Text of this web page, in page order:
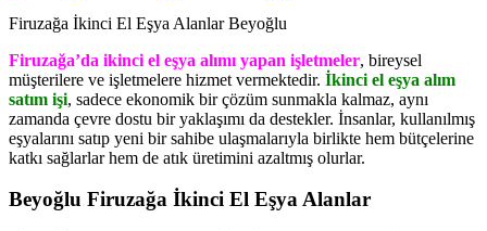
Firuzağa İkinci El Eşya Alanlar Beyoğlu
Firuzağa’da ikinci el eşya alımı yapan işletmeler, bireysel
müşterilere ve işletmelere hizmet vermektedir. İkinci el eşya alım
satım işi, sadece ekonomik bir çözüm sunmakla kalmaz, aynı
zamanda çevre dostu bir yaklaşımı da destekler. İnsanlar, kullanılmış
eşyalarını satıp yeni bir sahibe ulaşmalarıyla birlikte hem bütçelerine
katkı sağlarlar hem de atık üretimini azaltmış olurlar.
Beyoğlu Firuzağa İkinci El Eşya Alanlar